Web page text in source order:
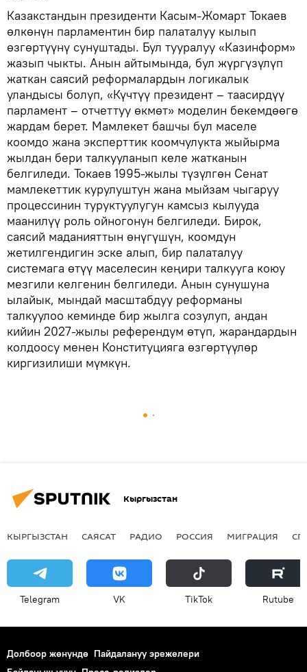
Казакстандын президенти Касым-Жомарт Токаев
өлкөнүн парламентин бир палаталуу кылып
өзгөртүүнү сунуштады. Бул тууралуу «Казинформ»
жазып чыкты. Анын айтымында, бул жүргүзүлүп
жаткан саясий реформалардын логикалык
уландысы болуп, «Күчтүү президент – таасирдүү
парламент – отчеттуу өкмөт» моделин бекемдөөгө
жардам берет. Мамлекет башчы бул маселе
коомдо жана эксперттик коомчулукта жыйырма
жылдан бери талкууланып келе жатканын
белгиледи. Токаев 1995-жылы түзүлгөн Сенат
мамлекеттик курулуштун жана мыйзам чыгаруу
процессинин туруктуулугун камсыз кылууда
маанилүү роль ойногонун белгиледи. Бирок,
саясий маданияттын өнүгүшүн, коомдун
жетилгендигин эске алып, бир палаталуу
системага өтүү маселесин кеңири талкууга коюу
мезгили келгенин белгиледи. Анын сунушуна
ылайык, мындай масштабдуу реформаны
талкуулоо кеминде бир жылга созулуп, андан
кийин 2027-жылы референдум өтүп, жарандардын
колдоосу менен Конституцияга өзгөртүүлөр
киргизилиши мүмкүн.
Кыргызстан
КЫРГЫЗСТАН САЯСАТ РАДИО РОССИЯ МИГРАЦИЯ
Telegram VK ТikТоk Rutube
Долбоор жөнүндө Пайдалануу эрежелери